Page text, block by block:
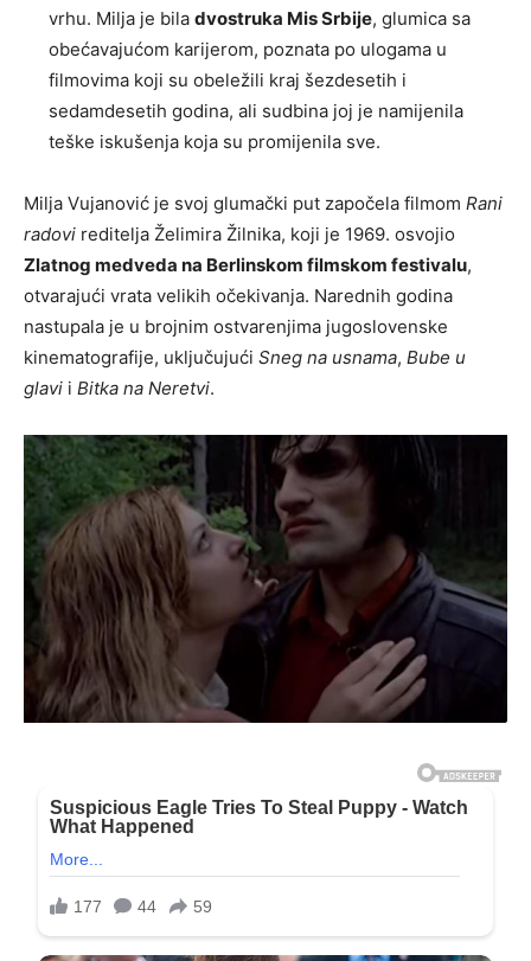
vrhu. Milja je bila dvostruka Mis Srbije, glumica sa
obećavajućom karijerom, poznata po ulogama u
filmovima koji su obeležili kraj šezdesetih i
sedamdesetih godina, ali sudbina joj je namijenila
teške iskušenja koja su promijenila sve.
Milja Vujanović je svoj glumački put započela filmom Rani
radovi reditelja Želimira Žilnika, koji je 1969. osvojio
Zlatnog medveda na Berlinskom filmskom festivalu,
otvarajući vrata velikih očekivanja. Narednih godina
nastupala je u brojnim ostvarenjima jugoslovenske
kinematografije, uključujući Sneg na usnama, Bube u
glavi i Bitka na Neretvi.